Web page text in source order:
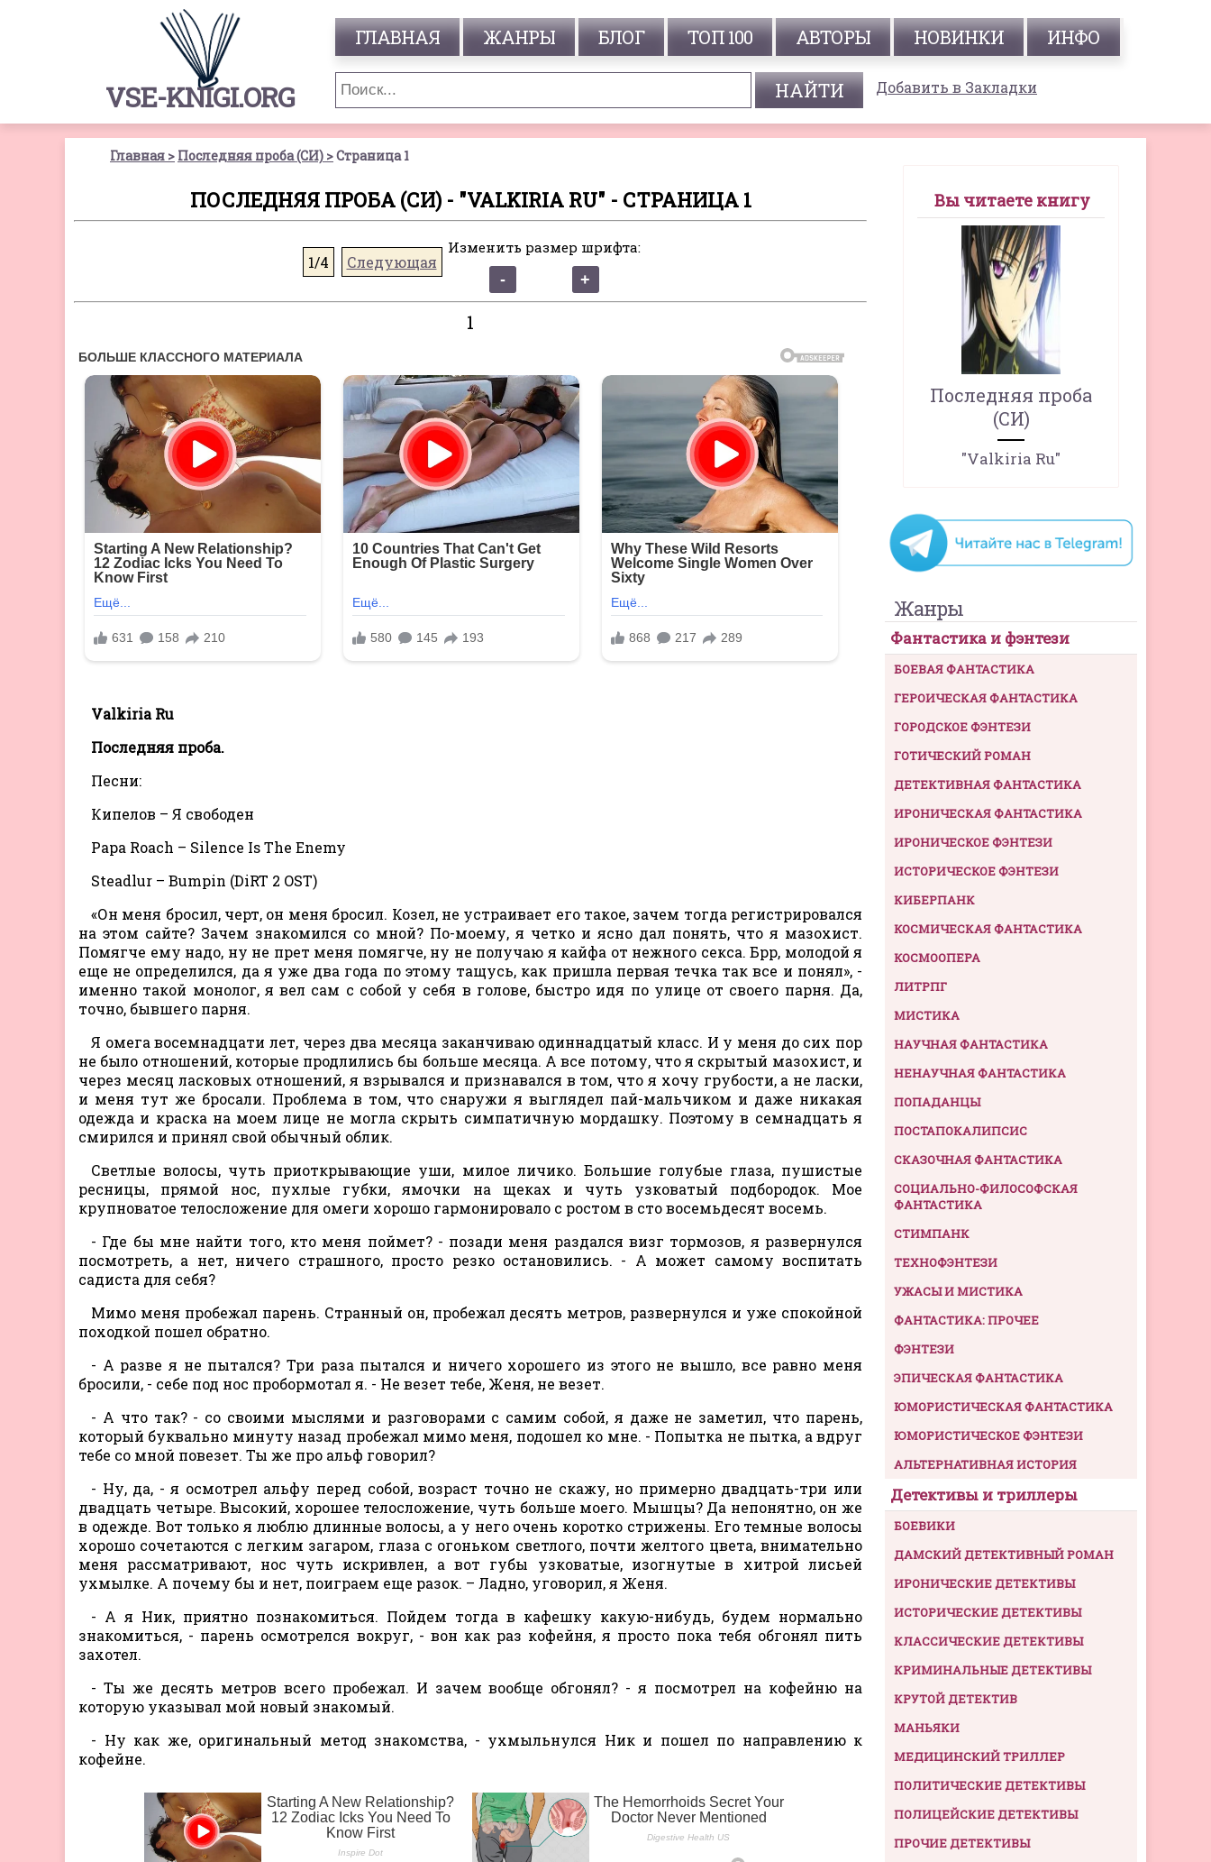
VSE-KNIGI.ORG
ГЛАВНАЯ ЖАНРЫ БЛОГ ТОП 100 АВТОРЫ НОВИНКИ ИНФО
Добавить в Закладки
Главная Последняя проба (СИ) Страница 1
ПОСЛЕДНЯЯ ПРОБА (СИ) - "VALKIRIA RU" - СТРАНИЦА 1
1/4 Следующая
Изменить размер шрифта:
1
Valkiria Ru
Последняя проба.
Песни:
Кипелов – Я свободен
Papa Roach – Silence Is The Enemy
Steadlur – Bumpin (DiRT 2 OST)
«Он меня бросил, черт, он меня бросил. Козел, не устраивает его такое, зачем тогда регистрировался
на этом сайте? Зачем знакомился со мной? По-моему, я четко и ясно дал понять, что я мазохист.
Помягче ему надо, ну не прет меня помягче, ну не получаю я кайфа от нежного секса. Брр, молодой я
еще не определился, да я уже два года по этому тащусь, как пришла первая течка так все и понял», -
именно такой монолог, я вел сам с собой у себя в голове, быстро идя по улице от своего парня. Да,
точно, бывшего парня.
Я омега восемнадцати лет, через два месяца заканчиваю одиннадцатый класс. И у меня до сих пор
не было отношений, которые продлились бы больше месяца. А все потому, что я скрытый мазохист, и
через месяц ласковых отношений, я взрывался и признавался в том, что я хочу грубости, а не ласки,
и меня тут же бросали. Проблема в том, что снаружи я выглядел пай-мальчиком и даже никакая
одежда и краска на моем лице не могла скрыть симпатичную мордашку. Поэтому в семнадцать я
смирился и принял свой обычный облик.
Светлые волосы, чуть приоткрывающие уши, милое личико. Большие голубые глаза, пушистые
ресницы, прямой нос, пухлые губки, ямочки на щеках и чуть узковатый подбородок. Мое
крупноватое телосложение для омеги хорошо гармонировало с ростом в сто восемьдесят восемь.
- Где бы мне найти того, кто меня поймет? - позади меня раздался визг тормозов, я развернулся
посмотреть, а нет, ничего страшного, просто резко остановились. - А может самому воспитать
садиста для себя?
Мимо меня пробежал парень. Странный он, пробежал десять метров, развернулся и уже спокойной
походкой пошел обратно.
- А разве я не пытался? Три раза пытался и ничего хорошего из этого не вышло, все равно меня
бросили, - себе под нос пробормотал я. - Не везет тебе, Женя, не везет.
- А что так? - со своими мыслями и разговорами с самим собой, я даже не заметил, что парень,
который буквально минуту назад пробежал мимо меня, подошел ко мне. - Попытка не пытка, а вдруг
тебе со мной повезет. Ты же про альф говорил?
- Ну, да, - я осмотрел альфу перед собой, возраст точно не скажу, но примерно двадцать-три или
двадцать четыре. Высокий, хорошее телосложение, чуть больше моего. Мышцы? Да непонятно, он же
в одежде. Вот только я люблю длинные волосы, а у него очень коротко стрижены. Его темные волосы
хорошо сочетаются с легким загаром, глаза с огоньком светлого, почти желтого цвета, внимательно
меня рассматривают, нос чуть искривлен, а вот губы узковатые, изогнутые в хитрой лисьей
ухмылке. А почему бы и нет, поиграем еще разок. – Ладно, уговорил, я Женя.
- А я Ник, приятно познакомиться. Пойдем тогда в кафешку какую-нибудь, будем нормально
знакомиться, - парень осмотрелся вокруг, - вон как раз кофейня, я просто пока тебя обгонял пить
захотел.
- Ты же десять метров всего пробежал. И зачем вообще обгонял? - я посмотрел на кофейню на
которую указывал мой новый знакомый.
- Ну как же, оригинальный метод знакомства, - ухмыльнулся Ник и пошел по направлению к
кофейне.
Вы читаете книгу
Последняя проба
(СИ)
"Valkiria Ru"
Жанры
Фантастика и фэнтези
БОЕВАЯ ФАНТАСТИКА
ГЕРОИЧЕСКАЯ ФАНТАСТИКА
ГОРОДСКОЕ ФЭНТЕЗИ
ГОТИЧЕСКИЙ РОМАН
ДЕТЕКТИВНАЯ ФАНТАСТИКА
ИРОНИЧЕСКАЯ ФАНТАСТИКА
ИРОНИЧЕСКОЕ ФЭНТЕЗИ
ИСТОРИЧЕСКОЕ ФЭНТЕЗИ
КИБЕРПАНК
КОСМИЧЕСКАЯ ФАНТАСТИКА
КОСМООПЕРА
ЛИТРПГ
МИСТИКА
НАУЧНАЯ ФАНТАСТИКА
НЕНАУЧНАЯ ФАНТАСТИКА
ПОПАДАНЦЫ
ПОСТАПОКАЛИПСИС
СКАЗОЧНАЯ ФАНТАСТИКА
СОЦИАЛЬНО-ФИЛОСОФСКАЯ
ФАНТАСТИКА
СТИМПАНК
ТЕХНОФЭНТЕЗИ
УЖАСЫ И МИСТИКА
ФАНТАСТИКА: ПРОЧЕЕ
ФЭНТЕЗИ
ЭПИЧЕСКАЯ ФАНТАСТИКА
ЮМОРИСТИЧЕСКАЯ ФАНТАСТИКА
ЮМОРИСТИЧЕСКОЕ ФЭНТЕЗИ
АЛЬТЕРНАТИВНАЯ ИСТОРИЯ
Детективы и триллеры
БОЕВИКИ
ДАМСКИЙ ДЕТЕКТИВНЫЙ РОМАН
ИРОНИЧЕСКИЕ ДЕТЕКТИВЫ
ИСТОРИЧЕСКИЕ ДЕТЕКТИВЫ
КЛАССИЧЕСКИЕ ДЕТЕКТИВЫ
КРИМИНАЛЬНЫЕ ДЕТЕКТИВЫ
КРУТОЙ ДЕТЕКТИВ
МАНЬЯКИ
МЕДИЦИНСКИЙ ТРИЛЛЕР
ПОЛИТИЧЕСКИЕ ДЕТЕКТИВЫ
ПОЛИЦЕЙСКИЕ ДЕТЕКТИВЫ
ПРОЧИЕ ДЕТЕКТИВЫ